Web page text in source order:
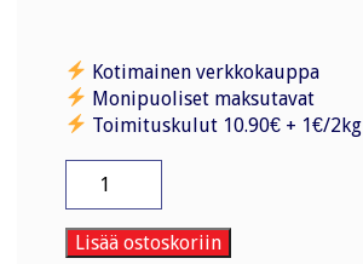
Kotimainen verkkokauppa
Monipuoliset maksutavat
Toimituskulut 10.90€ + 1€/2kg
2OS/IP21/100mm
VAL
määrä
Lisää ostoskoriin